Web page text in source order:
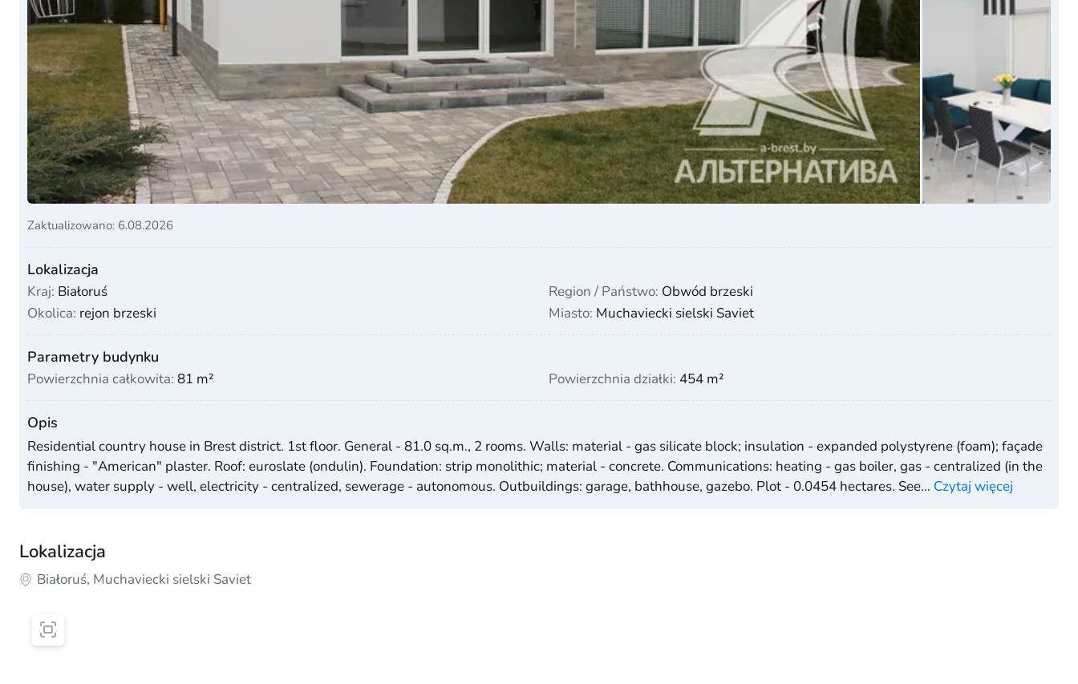
Zaktualizowano: 6.08.2026
Lokalizacja
Kraj: Białoruś Region / Państwo: Obwód brzeski
Okolica: rejon brzeski Miasto: Muchaviecki sielski Saviet
Parametry budynku
Powierzchnia całkowita: 81 m² Powierzchnia działki: 454 m²
Opis
Residential country house in Brest district. 1st floor. General - 81.0 sq.m., 2 rooms. Walls: material - gas silicate block; insulation - expanded polystyrene (foam); façade
finishing - "American" plaster. Roof: euroslate (ondulin). Foundation: strip monolithic; material - concrete. Communications: heating - gas boiler, gas - centralized (in the
house), water supply - well, electricity - centralized, sewerage - autonomous. Outbuildings: garage, bathhouse, gazebo. Plot - 0.0454 hectares. See… Czytaj więcej
Lokalizacja
Białoruś, Muchaviecki sielski Saviet